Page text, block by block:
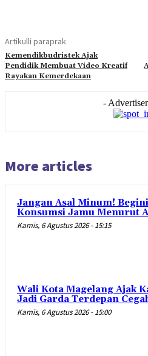
Artikulli paraprak
Kemendikbudristek Ajak
Pendidik Membuat Video Kreatif
Rayakan Kemerdekaan
-
More articles
Jangan Asal Minum!
Konsumsi Jamu Menurut
Kamis, 6 Agustus 2026 - 15:15
Wali Kota Magelang Ajak
Jadi Garda Terdepan
Kamis, 6 Agustus 2026 - 15:00